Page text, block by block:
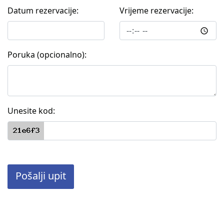
Datum rezervacije: Vrijeme rezervacije:
Poruka (opcionalno):
Unesite kod:
Pošalji upit